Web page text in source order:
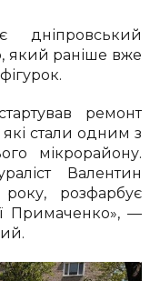
дніпровський
який раніше вже
ремонт
стали одним з
мікрорайону.
Валентин
розфарбує
Примаченко», —